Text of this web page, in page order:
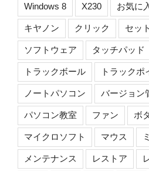
Windows 8 X230 お気に
キヤノン クリック セッ
ソフトウェア タッチパッド
トラックボール トラックポ
ノートパソコン バージョン
パソコン教室 ファン ボ
マイクロソフト マウス
メンテナンス レストア